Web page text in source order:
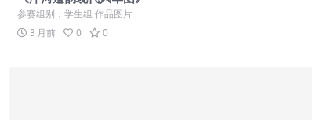
参赛组别：学生组 作品图片
3 月前
0 0